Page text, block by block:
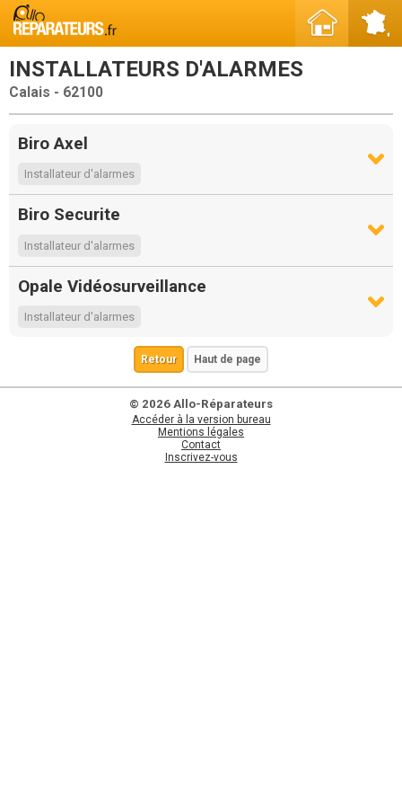
INSTALLATEURS D'ALARMES
Calais - 62100
Biro Axel
Installateur d'alarmes
Biro Securite
Installateur d'alarmes
Opale Vidéosurveillance
Installateur d'alarmes
Retour Haut de page
© 2026 Allo-Réparateurs
Accéder à la version bureau
Mentions légales
Contact
Inscrivez-vous